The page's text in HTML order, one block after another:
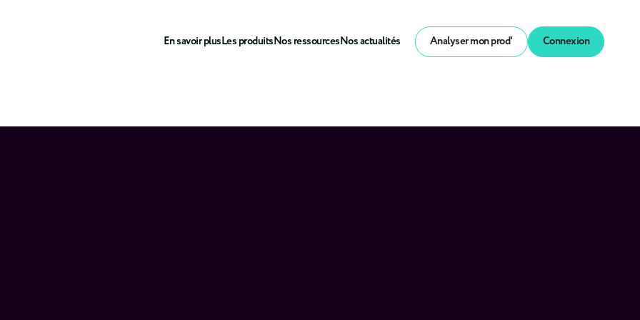
En savoir plusLes produitsNos ressourcesNos actualités Analyser mon prod' Connexion